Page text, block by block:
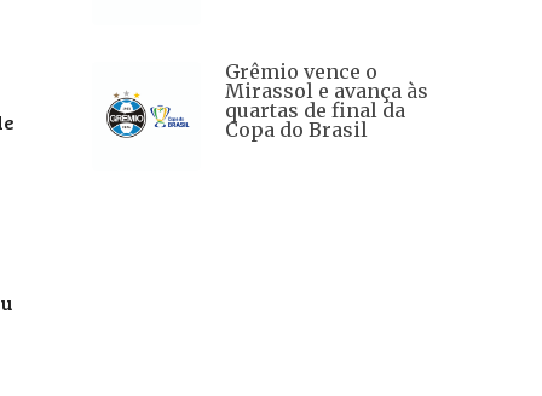
Grêmio vence o
Mirassol e avança às
quartas de final da
Copa do Brasil